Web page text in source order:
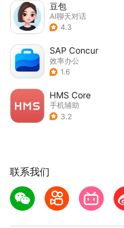
豆包
AI聊天对话
4.3
SAP Concur
效率办公
1.6
HMS Core
手机辅助
3.2
联系我们